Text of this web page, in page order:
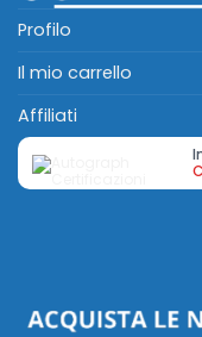
Profilo
Il mio carrello
Affiliati